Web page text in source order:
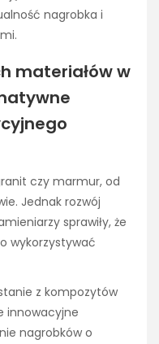
nagrobka i
materiałów w
czy marmur, od
Jednak rozwój
sprawiły, że
wykorzystywać
z kompozytów
innowacyjne
nagrobków o